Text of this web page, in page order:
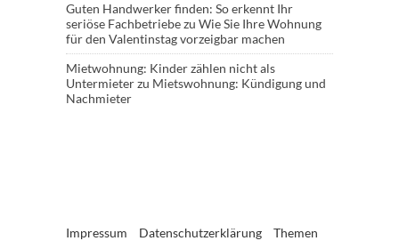
Guten Handwerker finden: So erkennt Ihr
seriöse Fachbetriebezu Wie Sie Ihre Wohnung
für den Valentinstag vorzeigbar machen
Mietwohnung: Kinder zählen nicht als
Untermieterzu Mietswohnung: Kündigung und
Nachmieter
Impressum Datenschutzerklärung Themen